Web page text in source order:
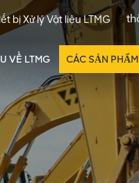
bị Xử lý Vật liệu LTMG
VỀ LTMG CÁC SẢN PHẨM